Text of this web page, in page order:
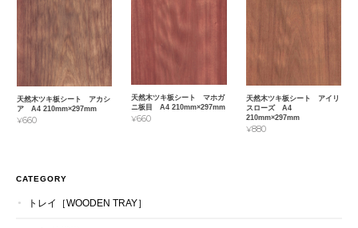
天然木ツキ板シート アカシ
ア A4 210mm×297mm
¥660
天然木ツキ板シート マホガ
ニ板目 A4 210mm×297mm
¥660
天然木ツキ板シート アイリ
スローズ A4
210mm×297mm
¥880
CATEGORY
トレイ［WOODEN TRAY］